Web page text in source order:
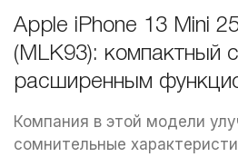
Apple iPhone 13 Mini
(MLK93): компактный
расширенным
Компания в этой модели
сомнительные